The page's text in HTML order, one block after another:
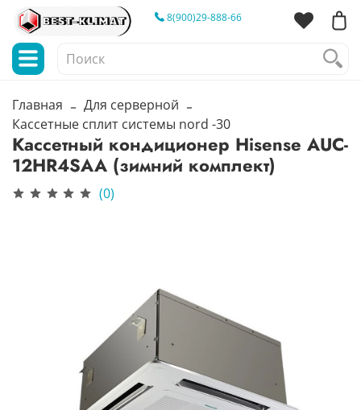
8(900)29-888-66
Главная
Для серверной
Кассетные сплит системы nord -30
Кассетный кондиционер Hisense AUC-
12HR4SAA (зимний комплект)
(0)